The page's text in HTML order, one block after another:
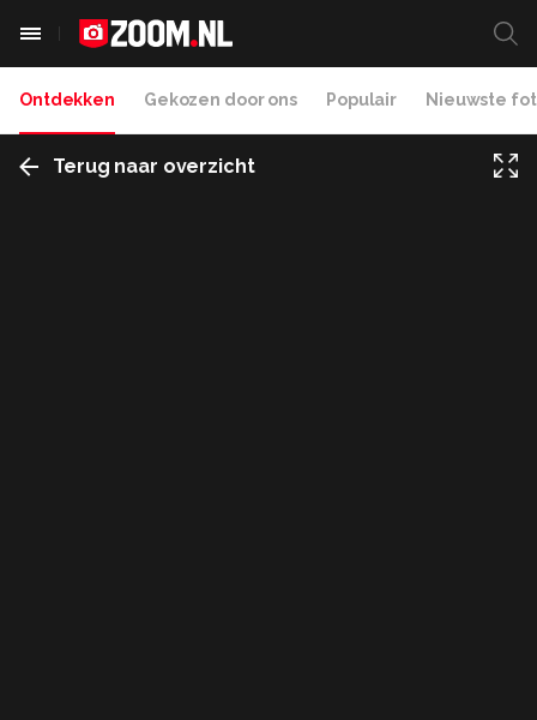
Ontdekken Gekozen door ons Populair Nieuwste
Terug naar overzicht